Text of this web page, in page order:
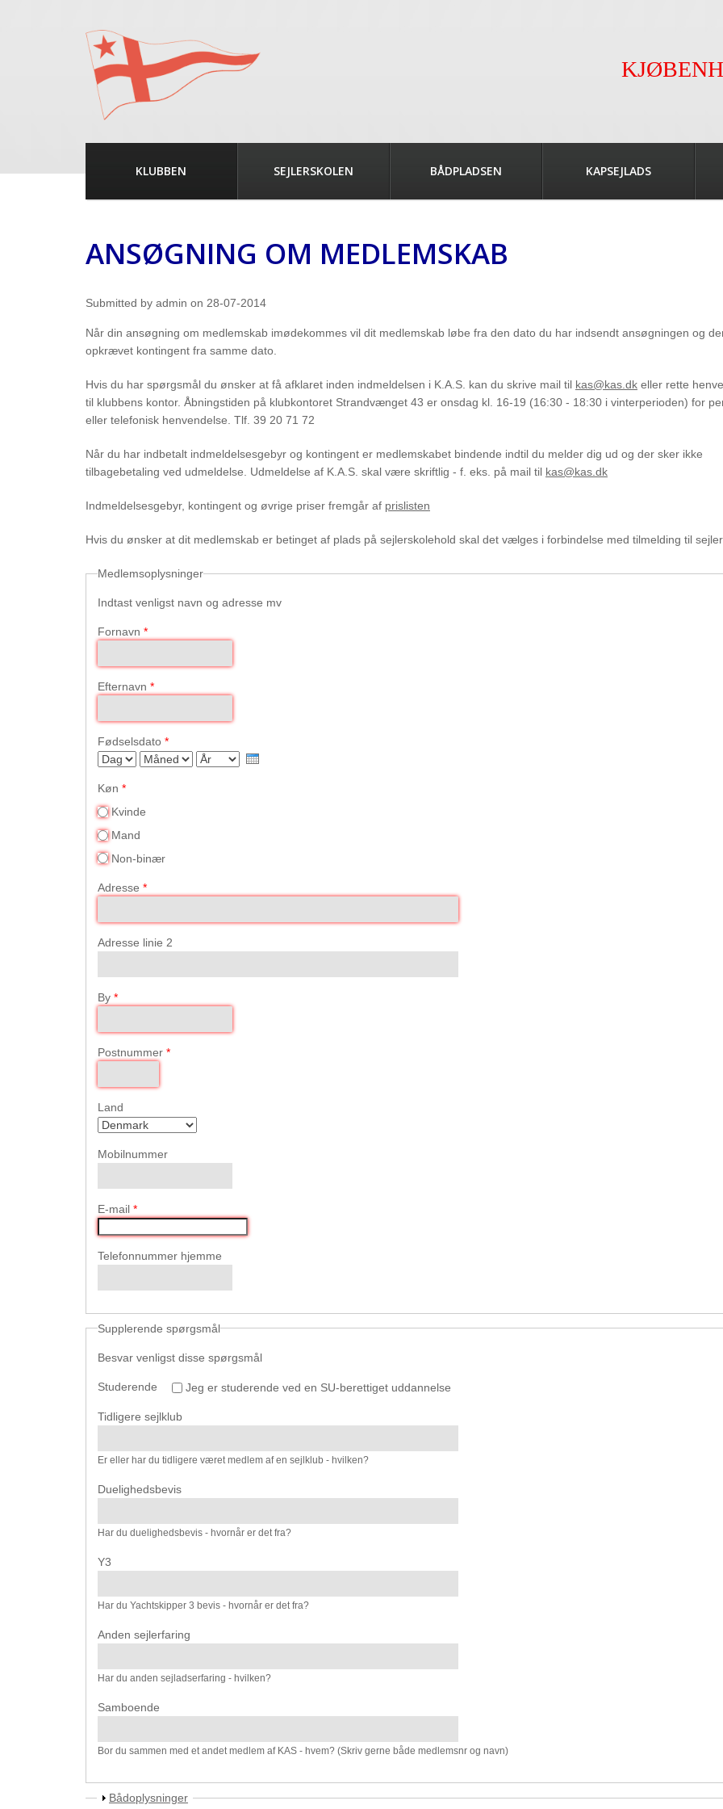
KLUBBEN SEJLERSKOLEN BÅDPLADSEN KAPSEJLADS
ANSØGNING OM MEDLEMSKAB
Submitted by admin on 28-07-2014
Når din ansøgning om medlemskab imødekommes vil dit medlemskab løbe fra den dato du har indsendt ansøgningen og
opkrævet kontingent fra samme dato.
Hvis du har spørgsmål du ønsker at få afklaret inden indmeldelsen i K.A.S. kan du skrive mail til kas@kas.dk eller rette
til klubbens kontor. Åbningstiden på klubkontoret Strandvænget 43 er onsdag kl. 16-19 (16:30 - 18:30 i vinterperioden) for
eller telefonisk henvendelse. Tlf. 39 20 71 72
Når du har indbetalt indmeldelsesgebyr og kontingent er medlemskabet bindende indtil du melder dig ud og der sker ikke
tilbagebetaling ved udmeldelse. Udmeldelse af K.A.S. skal være skriftlig - f. eks. på mail til kas@kas.dk
Indmeldelsesgebyr, kontingent og øvrige priser fremgår af prislisten
Hvis du ønsker at dit medlemskab er betinget af plads på sejlerskolehold skal det vælges i forbindelse med tilmelding til
Medlemsoplysninger
Indtast venligst navn og adresse mv
Fornavn *
Efternavn *
Fødselsdato *
Dag
Måned År
Køn *
Kvinde
Mand
Non-binær
Adresse *
Adresse linie 2
By *
Postnummer *
Land
Mobilnummer
E-mail *
Telefonnummer hjemme
Supplerende spørgsmål
Besvar venligst disse spørgsmål
Studerende Jeg er studerende ved en SU-berettiget uddannelse
Tidligere sejlklub
Er eller har du tidligere været medlem af en sejlklub - hvilken?
Duelighedsbevis
Har du duelighedsbevis - hvornår er det fra?
Y3
Har du Yachtskipper 3 bevis - hvornår er det fra?
Anden sejlerfaring
Har du anden sejladserfaring - hvilken?
Samboende
Bor du sammen med et andet medlem af KAS - hvem? (Skriv gerne både medlemsnr og navn)
Vis
Bådoplysninger